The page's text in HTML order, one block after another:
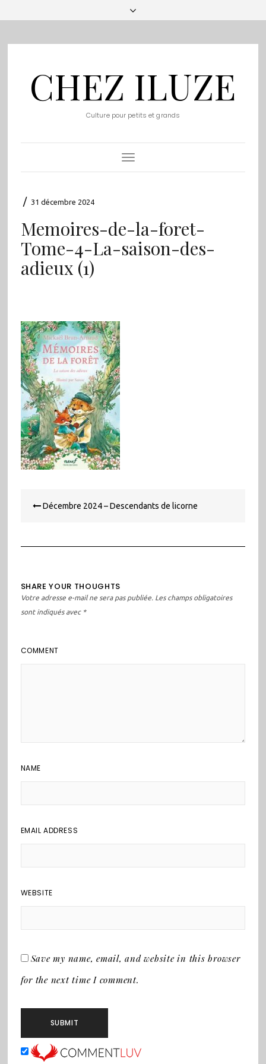
CHEZ ILUZE
Culture pour petits et grands
Toggle
Navigation
/ 31 décembre 2024
Memoires-de-la-foret-
Tome-4-La-saison-des-
adieux (1)
de Décembre 2024 – Descendants de licorne
SHARE YOUR THOUGHTS
Votre adresse e-mail ne sera pas publiée. Les champs obligatoires
sont indiqués avec *
COMMENT
NAME
EMAIL ADDRESS
WEBSITE
Save my name, email, and website in this browser
for the next time I comment.